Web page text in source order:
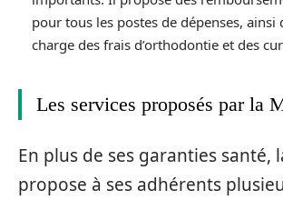
pour tous les postes de dépenses, ainsi
charge des frais d’orthodontie et des
Les services proposés par la
En plus de ses garanties santé,
propose à ses adhérents